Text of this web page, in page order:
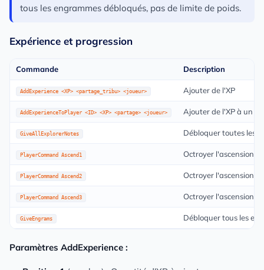
tous les engrammes débloqués, pas de limite de poids.
Expérience et progression
Commande Description
AddExperience <XP> <partage_tribu> <joueur> Ajouter de l'XP
AddExperienceToPlayer <ID> <XP> <partage> <joueur> Ajouter de l'XP à un
GiveAllExplorerNotes Débloquer toutes les
PlayerCommand Ascend1 Octroyer l'ascension
PlayerCommand Ascend2 Octroyer l'ascension
PlayerCommand Ascend3 Octroyer l'ascension
GiveEngrams Débloquer tous les
Paramètres AddExperience :